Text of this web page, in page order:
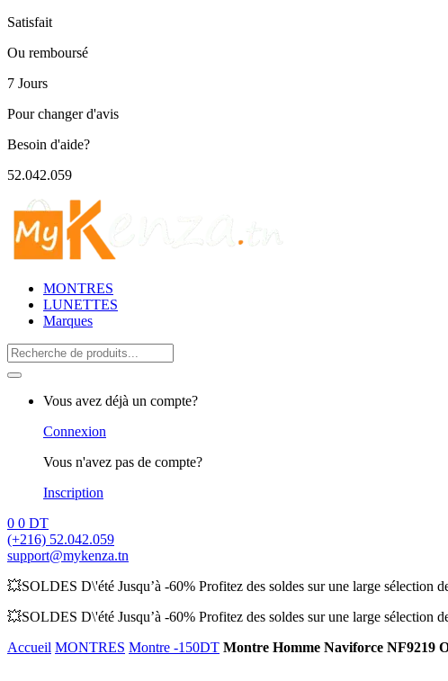
Satisfait
Ou remboursé
7 Jours
Pour changer d'avis
Besoin d'aide?
52.042.059
MONTRES
LUNETTES
Marques
Search
for:
Vous avez déjà un compte?
Connexion
Vous n'avez pas de compte?
Inscription
0 0 DT
(+216) 52.042.059
support@mykenza.tn
💥SOLDES D\'été Jusqu’à -60% Profitez des soldes sur une large sélection
💥SOLDES D\'été Jusqu’à -60% Profitez des soldes sur une large sélection
Accueil MONTRES Montre -150DT Montre Homme Naviforce NF9219